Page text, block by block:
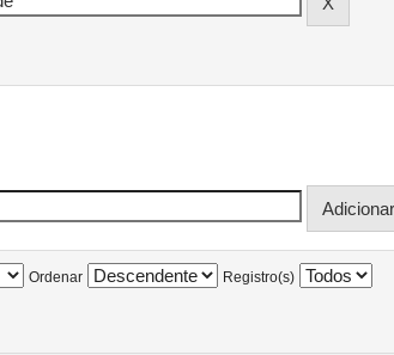
Ordenar Registro(s)